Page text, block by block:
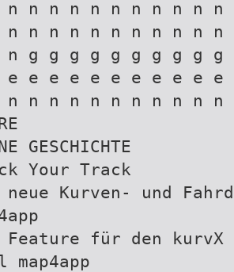
n n n n n n n n
n n n n n n n n n n
n g g g g g g g g g
e e e e e e e e e e
n n n n n n n n n n n
GESCHICHTE
Your Track
neue Kurven- und
Feature für den
map4app